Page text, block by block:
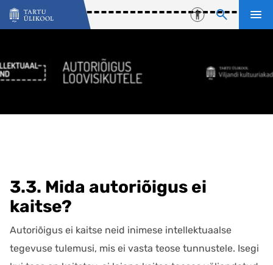
Liigu edasi põhisisu juurde
3.3. Mida autoriõigus ei
kaitse?
Autoriõigus ei kaitse neid inimese intellektuaalse
tegevuse tulemusi, mis ei vasta teose tunnustele. Isegi